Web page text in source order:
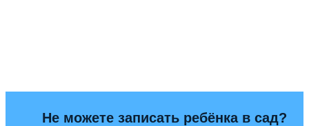
Не можете записать ребёнка в сад?